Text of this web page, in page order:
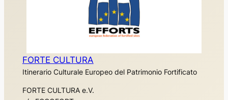
FORTE CULTURA
Itinerario Culturale Europeo del Patrimonio Fortificato
FORTE CULTURA e.V.